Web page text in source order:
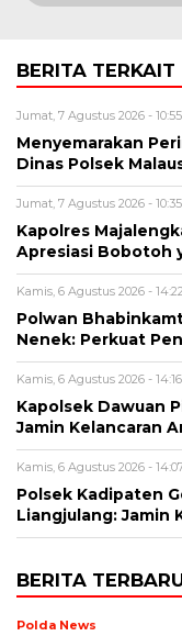
BERITA TERKAIT
Jumat, 7 Agustus 2026 -
Menyemarakan
Dinas Polsek
Jumat, 7 Agustus 2026 -
Kapolres
Apresiasi Bobotoh
Kamis, 6 Agustus 2026 -
Polwan
Nenek: Perkuat
Kamis, 6 Agustus 2026 -
Kapolsek Dawuan
Jamin Kelancaran
Kamis, 6 Agustus 2026 -
Polsek Kadipaten
Liangjulang: Jamin
BERITA
Polda News